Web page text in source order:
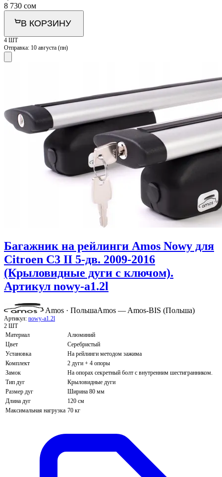
8 730 сом
В КОРЗИНУ
4 ШТ
Отправка: 10 августа (пн)
Багажник на рейлинги Amos Nowy для
Citroen C3 II 5-дв. 2009-2016
(Крыловидные дуги с ключом).
Артикул nowy-a1.2l
Amos · ПольшаAmos — Amos-BIS (Польша)
Артикул: nowy-a1.2l
2 ШТ
Материал
Алюминий
Цвет
Серебристый
Установка
На рейлинги методом зажима
Комплект
2 дуги + 4 опоры
Замок
На опорах секретный болт с внутренним шестигранником.
Тип дуг
Крыловидные дуги
Размер дуг
Ширина 80 мм
Длина дуг
120 см
Максимальная нагрузка 70 кг